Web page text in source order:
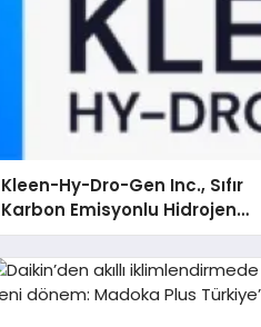
Kleen-Hy-Dro-Gen Inc., Sıfır
Karbon Emisyonlu Hidrojen
Isıtma Teknolojisinde ISO ve
TSSA Düzenleyici Onaylarını
Aldı